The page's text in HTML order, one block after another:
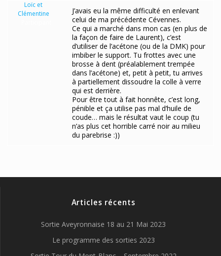
Loïc et
Clémentine
J’avais eu la même difficulté en enlevant
celui de ma précédente Cévennes.
Ce qui a marché dans mon cas (en plus de
la façon de faire de Laurent), c’est
d’utiliser de l’acétone (ou de la DMK) pour
imbiber le support. Tu frottes avec une
brosse à dent (préalablement trempée
dans l’acétone) et, petit à petit, tu arrives
à partiellement dissoudre la colle à verre
qui est derrière.
Pour être tout à fait honnête, c’est long,
pénible et ça utilise pas mal d’huile de
coude… mais le résultat vaut le coup (tu
n’as plus cet horrible carré noir au milieu
du parebrise :))
Articles récents
Sortie Aveyronnaise 18 au 21 Mai 2023
Le programme des sorties 2023